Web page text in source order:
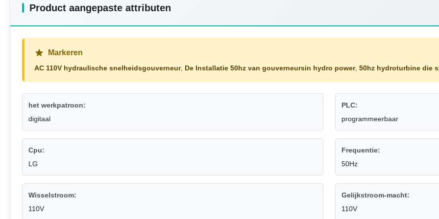
Product aangepaste attributen
Markeren
AC 110V hydraulische snelheidsgouverneur, De Installatie 50hz van gouverneursin hydro power, 50hz hydroturbine die
het werkpatroon:
digitaal
PLC:
programmeerbaar
Cpu:
LG
Frequentie:
50Hz
Wisselstroom:
110V
Gelijkstroom-macht:
110V